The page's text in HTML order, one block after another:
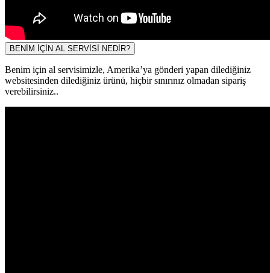
BENİM İÇİN AL SERVİSİ NEDİR?
Benim için al servisimizle, Amerika’ya gönderi yapan dilediğiniz
websitesinden dilediğiniz ürünü, hiçbir sınırınız olmadan sipariş
verebilirsiniz..